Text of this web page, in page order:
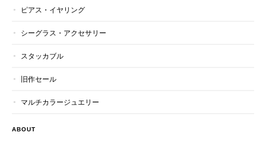
ピアス・イヤリング
シーグラス・アクセサリー
スタッカブル
旧作セール
マルチカラージュエリー
ABOUT